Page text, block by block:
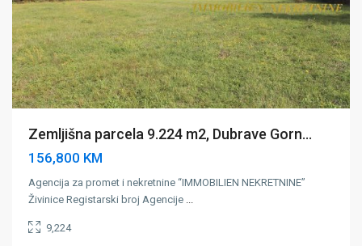
Zemljišna parcela 9.224 m2, Dubrave Gorn...
156,800 KM
Agencija za promet i nekretnine “IMMOBILIEN NEKRETNINE”
Živinice Registarski broj Agencije ...
9,224